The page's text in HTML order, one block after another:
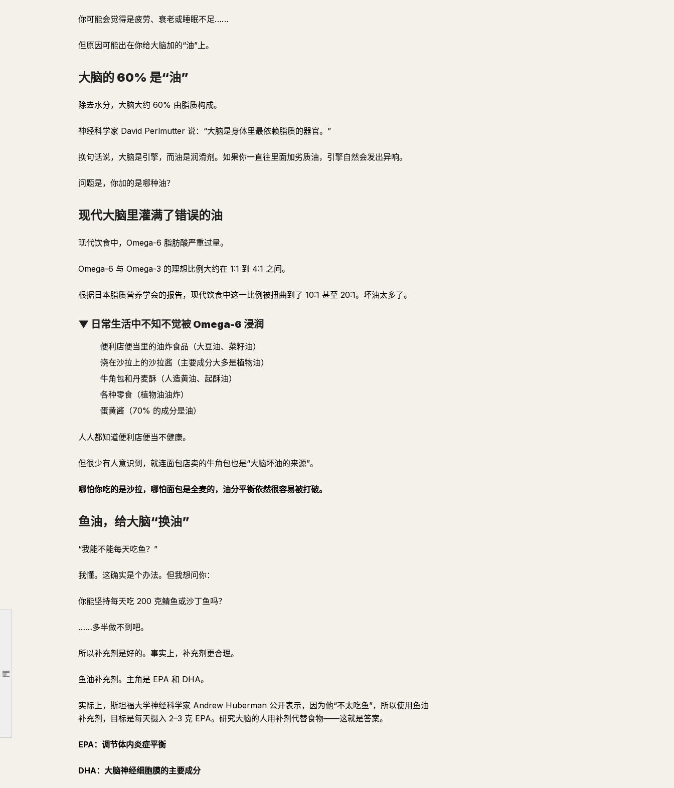
文章大纲
现代大脑里灌满了错误的油
只有专家才懂的“摄入技巧”
你可能会觉得是疲劳、衰老或睡眠不足……
但原因可能出在你给大脑加的“油”上。
大脑的 60% 是“油”
除去水分，大脑大约 60% 由脂质构成。
神经科学家 David Perlmutter 说：“大脑是身体里最依赖脂质的器官。”
换句话说，大脑是引擎，而油是润滑剂。如果你一直往里面加劣质油，引擎自然会发出异响。
问题是，你加的是哪种油？
现代大脑里灌满了错误的油
现代饮食中，Omega-6 脂肪酸严重过量。
Omega-6 与 Omega-3 的理想比例大约在 1:1 到 4:1 之间。
根据日本脂质营养学会的报告，现代饮食中这一比例被扭曲到了 10:1 甚至 20:1。坏油太多了。
▼ 日常生活中不知不觉被 Omega-6 浸润
便利店便当里的油炸食品（大豆油、菜籽油）
浇在沙拉上的沙拉酱（主要成分大多是植物油）
牛角包和丹麦酥（人造黄油、起酥油）
各种零食（植物油油炸）
蛋黄酱（70% 的成分是油）
人人都知道便利店便当不健康。
但很少有人意识到，就连面包店卖的牛角包也是“大脑坏油的来源”。
哪怕你吃的是沙拉，哪怕面包是全麦的，油分平衡依然很容易被打破。
鱼油，给大脑“换油”
“我能不能每天吃鱼？”
我懂。这确实是个办法。但我想问你：
你能坚持每天吃 200 克鲭鱼或沙丁鱼吗？
……多半做不到吧。
所以补充剂是好的。事实上，补充剂更合理。
鱼油补充剂。主角是 EPA 和 DHA。
实际上，斯坦福大学神经科学家 Andrew Huberman 公开表示，因为他“不太吃鱼”，所以使用鱼油
补充剂，目标是每天摄入 2–3 克 EPA。研究大脑的人用补剂代替食物——这就是答案。
EPA：调节体内炎症平衡
DHA：大脑神经细胞膜的主要成分